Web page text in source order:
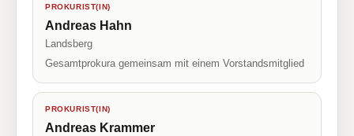
PROKURIST(IN)
Andreas Hahn
Landsberg
Gesamtprokura gemeinsam mit einem Vorstandsmitglied
PROKURIST(IN)
Andreas Krammer